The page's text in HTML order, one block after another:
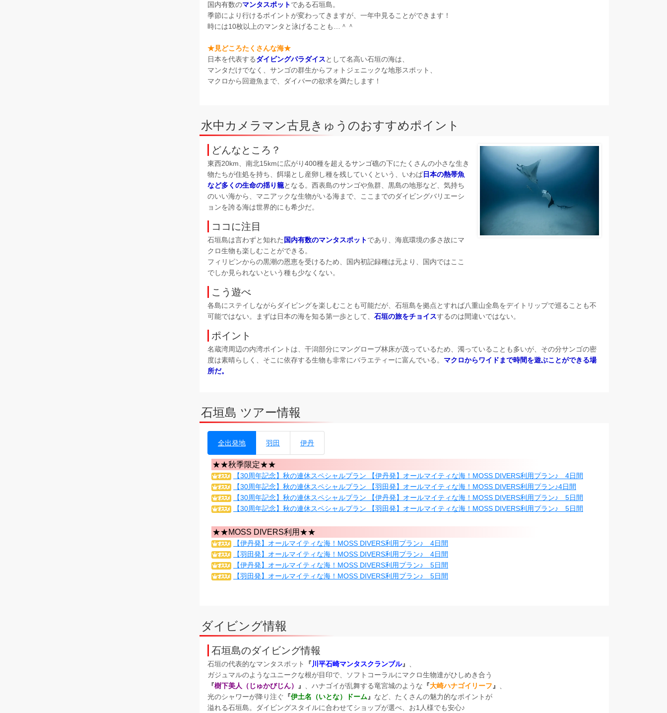
国内有数のマンタスポットである石垣島。
季節により行けるポイントが変わってきますが、一年中見ることができます！
時には10枚以上のマンタと泳げることも…＾＾
★見どころたくさんな海★
日本を代表するダイビングパラダイスとして名高い石垣の海は、
マンタだけでなく、サンゴの群生からフォトジェニックな地形スポット、
マクロから回遊魚まで、ダイバーの欲求を満たします！
水中カメラマン古見きゅうのおすすめポイント
どんなところ？
東西20km、南北15kmに広がり400種を超えるサンゴ礁の下にたくさんの小さな生き
物たちが住処を持ち、餌場とし産卵し種を残していくという、いわば日本の熱帯魚
など多くの生命の揺り籠となる。西表島のサンゴや魚群、黒島の地形など、気持ち
のいい海から、マニアックな生物がいる海まで、ここまでのダイビングバリエーシ
ョンを誇る海は世界的にも希少だ。
ココに注目
石垣島は言わずと知れた 国内有数のマンタスポットであり、海底環境の多さ故にマ
クロ生物も楽しむことができる。
フィリピンからの黒潮の恩恵を受けるため、国内初記録種は元より、国内ではここ
でしか見られないという種も少なくない。
こう遊べ
各島にステイしながらダイビングを楽しむことも可能だが、石垣島を拠点とすれば八重山全島をデイトリップで巡ることも不
可能ではない。まずは日本の海を知る第一歩として、 石垣の旅をチョイスするのは間違いではない。
ポイント
名蔵湾周辺の内湾ポイントは、干潟部分にマングローブ林床が茂っているため、濁っていることも多いが、その分サンゴの密
度は素晴らしく、そこに依存する生物も非常にバラエティーに富んでいる。 マクロからワイドまで時間を遊ぶことができる場
所だ。
石垣島 ツアー情報
全出発地 羽田 伊丹
★★秋季限定★★
【30周年記念】秋の連休スペシャルプラン 【伊丹発】オールマイティな海！MOSS DIVERS利用プラン♪ 4日間
【30周年記念】秋の連休スペシャルプラン 【羽田発】オールマイティな海！MOSS DIVERS利用プラン♪4日間
【30周年記念】秋の連休スペシャルプラン 【伊丹発】オールマイティな海！MOSS DIVERS利用プラン♪ 5日間
【30周年記念】秋の連休スペシャルプラン 【羽田発】オールマイティな海！MOSS DIVERS利用プラン♪ 5日間
★★MOSS DIVERS利用★★
【伊丹発】オールマイティな海！MOSS DIVERS利用プラン♪ 4日間
【羽田発】オールマイティな海！MOSS DIVERS利用プラン♪ 4日間
【伊丹発】オールマイティな海！MOSS DIVERS利用プラン♪ 5日間
【羽田発】オールマイティな海！MOSS DIVERS利用プラン♪ 5日間
ダイビング情報
石垣島のダイビング情報
石垣の代表的なマンタスポット 『川平石崎マンタスクランブル』 、
ガジュマルのようなユニークな根が目印で、ソフトコーラルにマクロ生物達がひしめき合う
『樹下美人（じゅかびじん） 』 、ハナゴイが乱舞する竜宮城のような 『大崎ハナゴイリーフ』 、
光のシャワーが降り注ぐ 『伊土名（いとな）ドーム』 など、たくさんの魅力的なポイントが
溢れる石垣島。ダイビングスタイルに合わせてショップが選べ、お1人様でも安心♪